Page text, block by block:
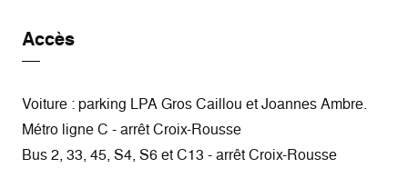
Accès
Voiture : parking LPA Gros Caillou et Joannes Ambre.
Métro ligne C - arrêt Croix-Rousse
Bus 2, 33, 45, S4, S6 et C13 - arrêt Croix-Rousse